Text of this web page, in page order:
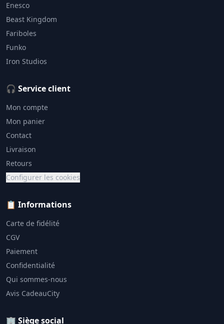
Enesco
Beast Kingdom
Fariboles
Funko
Iron Studios
🎧 Service client
Mon compte
Mon panier
Contact
Livraison
Retours
Configurer les cookies
📋 Informations
Carte de fidélité
CGV
Paiement
Confidentialité
Qui sommes-nous
Avis CadeauCity
🏢 Siège social